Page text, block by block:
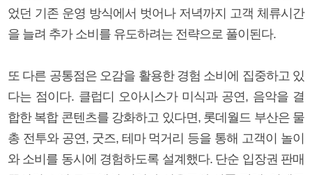
었던 기존 운영 방식에서 벗어나 저녁까지 고객 체류시간
을 늘려 추가 소비를 유도하려는 전략으로 풀이된다.
또 다른 공통점은 오감을 활용한 경험 소비에 집중하고 있
다는 점이다. 클럽디 오아시스가 미식과 공연, 음악을 결
합한 복합 콘텐츠를 강화하고 있다면, 롯데월드 부산은 물
총 전투와 공연, 굿즈, 테마 먹거리 등을 통해 고객이 놀이
와 소비를 동시에 경험하도록 설계했다. 단순 입장권 판매